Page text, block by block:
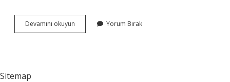
Devamını okuyun Asaleten
Ve
Yorum Bırak
Sitemap